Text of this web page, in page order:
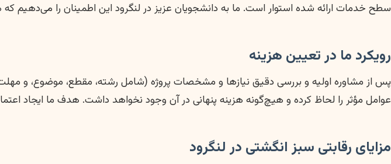
سطح خدمات ارائه شده استوار است. ما به دانشجویان عزیز در لنگرود این اطمینان را می‌دهیم
رویکرد ما در تعیین هزینه
پس از مشاوره اولیه و بررسی دقیق نیازها و مشخصات پروژه (شامل رشته، مقطع، موضوع، و مهلت
عوامل مؤثر را لحاظ کرده و هیچ‌گونه هزینه پنهانی در آن وجود نخواهد داشت. هدف ما ایجاد
مزایای رقابتی سبز انگشتی در لنگرود